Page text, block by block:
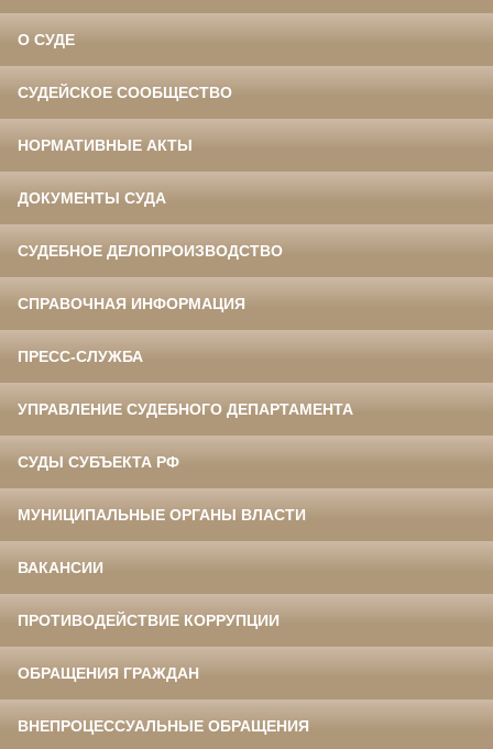
О СУДЕ
СУДЕЙСКОЕ СООБЩЕСТВО
НОРМАТИВНЫЕ АКТЫ
ДОКУМЕНТЫ СУДА
СУДЕБНОЕ ДЕЛОПРОИЗВОДСТВО
СПРАВОЧНАЯ ИНФОРМАЦИЯ
ПРЕСС-СЛУЖБА
УПРАВЛЕНИЕ СУДЕБНОГО ДЕПАРТАМЕНТА
СУДЫ СУБЪЕКТА РФ
МУНИЦИПАЛЬНЫЕ ОРГАНЫ ВЛАСТИ
ВАКАНСИИ
ПРОТИВОДЕЙСТВИЕ КОРРУПЦИИ
ОБРАЩЕНИЯ ГРАЖДАН
ВНЕПРОЦЕССУАЛЬНЫЕ ОБРАЩЕНИЯ